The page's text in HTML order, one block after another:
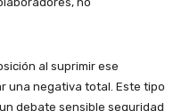
al suprimir ese
una negativa total. Este tipo
debate sensible seguridad